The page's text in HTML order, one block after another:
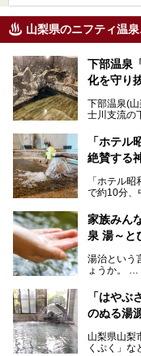
山梨県のニフティ温
下部温泉
化を守り
下部温泉(
士川支流の
中でも「
したと伝
いても混浴
向にあり
の姿が保た
今回は足元
じめ、湯治
舘」の全貌
「ホテル
絶賛する
「ホテル
で約10分、
から、一人
しかし、最
統の単純温
不可なこと
では循環
温泉。ま
室や無料朝
コスパ宿の
家族みん
泉 湯～と
湯治という
ょうか。
なかなか
が山梨にあ
ぴあ」の魅
「はや
のぬる湯
山梨県山梨
くぷく」な